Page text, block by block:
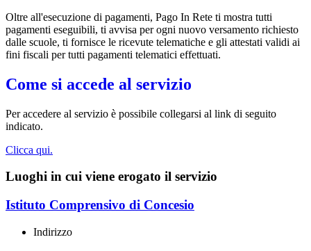
Oltre all'esecuzione di pagamenti, Pago In Rete ti mostra tutti
pagamenti eseguibili, ti avvisa per ogni nuovo versamento richiesto
dalle scuole, ti fornisce le ricevute telematiche e gli attestati validi ai
fini fiscali per tutti pagamenti telematici effettuati.
Come si accede al servizio
Per accedere al servizio è possibile collegarsi al link di seguito
indicato.
Clicca qui.
Luoghi in cui viene erogato il servizio
Istituto Comprensivo di Concesio
Indirizzo